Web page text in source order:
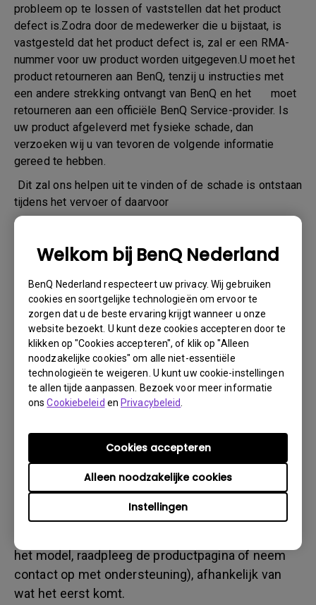
Welkom bij BenQ Nederland
BenQ Nederland respecteert uw privacy. Wij gebruiken
cookies en soortgelijke technologieën om ervoor te
zorgen dat u de beste ervaring krijgt wanneer u onze
website bezoekt. U kunt deze cookies accepteren door te
klikken op "Cookies accepteren", of klik op "Alleen
noodzakelijke cookies" om alle niet-essentiële
technologieën te weigeren. U kunt uw cookie-instellingen
te allen tijde aanpassen. Bezoek voor meer informatie
onsCookiebeleid enPrivacybeleid
Instellingen
Alleen noodzakelijke cookies
Cookies accepteren
probleem op te lossen of vaststellen dat het product
defect is.Zodra door de medewerker die u bijstaat, is
vastgesteld dat het product defect is, zal er een RMA-
nummer voor uw product worden uitgegeven.U moet het
product retourneren aan BenQ, tenzij u instructies met
een andere strekking ontvangt van BenQ en het moet
retourneren aan een officiële BenQ Service-provider. Is
uw product afgeleverd met fysieke schade, dan
verzoeken wij u van tevoren de volgende informatie
gereed te hebben.
Dit zal ons helpen uit te vinden of de schade is ontstaan
tijdens het vervoer of daarvoor
1. Informeer BenQ via Internet of de detaillist zo
a. het verpakkingsmateriaal (binnen- en buitenzijde)
b. de fysieke schade
3. Denk er vooral aan de factuur en het afleverbericht
gereed te hebben
4. Gebruik het product niet, omdat gebruikersuren kunnen
worden gecontroleerd.
Garantie Beperking
Garantie op de lamp (hierna lichtbron genoemd) is
gebaseerd op het type lichtbron en is beperkt tot:
- Lamp (UHP) lichtbron: 1 jaar of 2000 uur/ 3 jaar
het model, raadpleeg de productpagina of neem
contact op met ondersteuning), afhankelijk van
wat het eerst komt.